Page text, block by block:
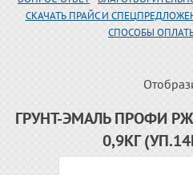
СКАЧАТЬ ПРАЙС И
СПОСОБЫ
ГРУНТ-ЭМАЛЬ ПРОФИ
0,9КГ